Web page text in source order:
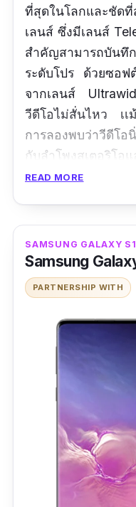
ที่สุดในโลกและชั
เลนส์ ซึ่งมีเลนส์
สำคัญสามารถบันทึ
ระดับโปร ด้วยซอฟ
จากเลนส์
วีดีโอไม่สั่นไหว เ
การลองพบว่าวีดีโอ
กับลำโพงสเตอริโอ
Dolby Atmos รอ
3D ทำให้แม่นยำและ
รีวิวจากผู้ใช้จริง
เดี๋ยวนี้
ลำโพงสเตอริโอ
Dolby Atmos
Infinity-O
6.4 นิ้ว
READ MORE
SAMSUNG GALAXY
Samsung
PARTNERSHIP WITH